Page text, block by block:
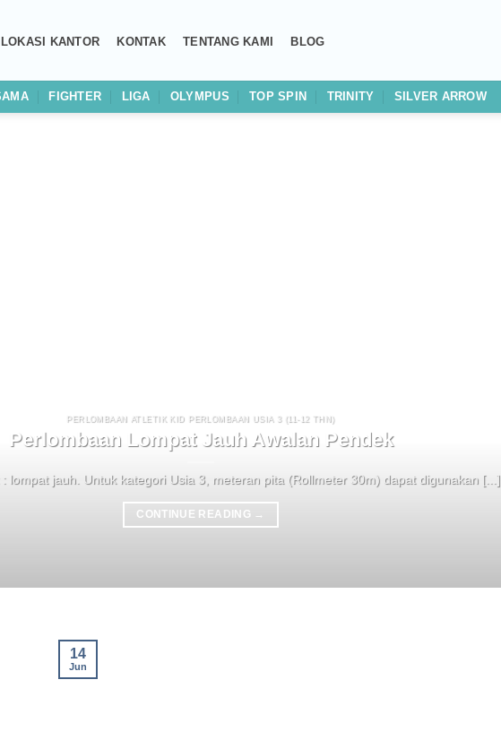
LOKASI KANTOR KONTAK TENTANG KAMI BLOG
FIGHTER LIGA OLYMPUS TOP SPIN TRINITY SILVER ARROW
PERLOMBAAN ATLETIK KID PERLOMBAAN USIA 3 (11-12 THN)
Perlombaan Lompat Jauh Awalan Pendek
: lompat jauh. Untuk kategori Usia 3, meteran pita (Rollmeter 30m) dapat digunakan [...]
CONTINUE READING →
14
Jun